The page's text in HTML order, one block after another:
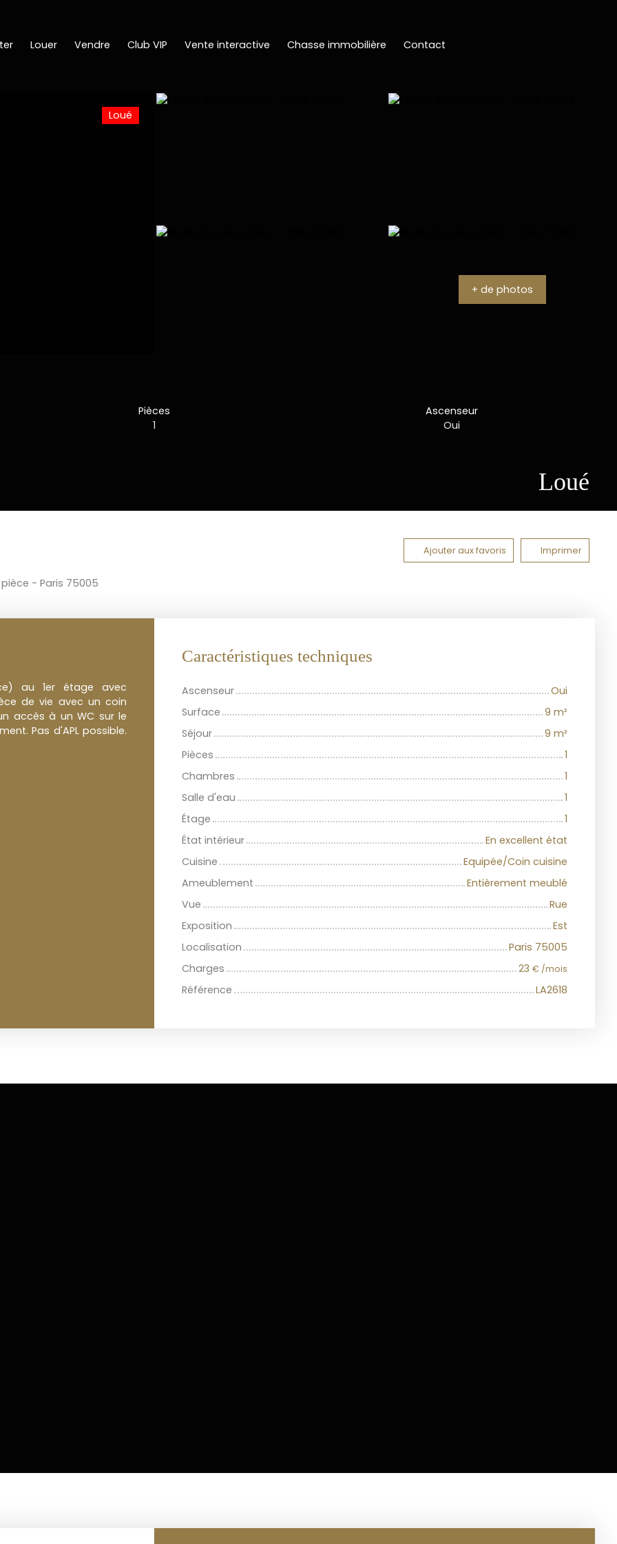
Louer Vendre Club VIP Vente interactive Chasse immobilière Contact
Loué
+ de photos
Pièces
1
Ascenseur
Oui
Loué
Ajouter aux favoris Imprimer
pièce - Paris 75005
au 1er étage avec
de vie avec un coin
accès à un WC sur le
Pas d'APL possible.
Caractéristiques techniques
Ascenseur
Oui
Surface
9 m²
Séjour
9 m²
Pièces
1
Chambres
1
Salle d'eau
1
Étage
1
État intérieur
En excellent état
Cuisine
Equipée/Coin cuisine
Ameublement
Entièrement meublé
Vue
Rue
Exposition
Est
Localisation
Paris 75005
Charges
23 € /mois
Référence LA2618